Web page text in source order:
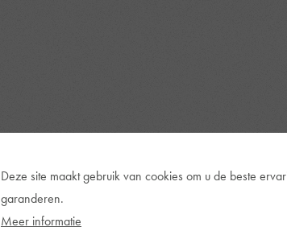
Deze site maakt gebruik van cookies om u de beste
garanderen.
Meer informatie